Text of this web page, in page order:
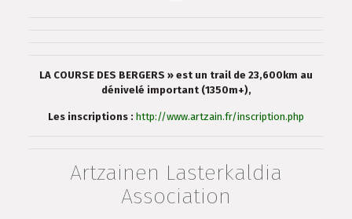
LA COURSE DES BERGERS » est un trail de 23,600km au
dénivelé important (1350m+),
Les inscriptions : http://www.artzain.fr/inscription.php
Artzainen Lasterkaldia
Association